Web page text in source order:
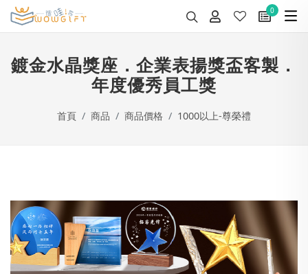
0
鍍金水晶獎座．企業表揚獎盃客製．
年度優秀員工獎
首頁 商品 商品價格 1000以上-尊榮禮